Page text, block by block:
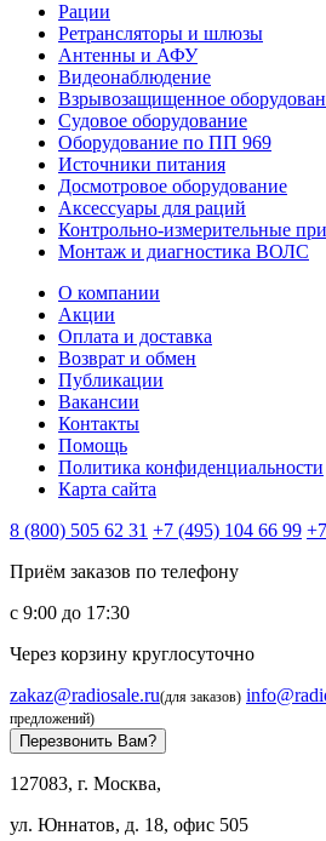
Рации
Ретрансляторы и шлюзы
Антенны и АФУ
Видеонаблюдение
Взрывозащищенное
Судовое оборудование
Оборудование по ПП 969
Источники питания
Досмотровое оборудование
Аксессуары для раций
Контрольно-измерительные
Монтаж и диагностика ВОЛС
О компании
Акции
Оплата и доставка
Возврат и обмен
Публикации
Вакансии
Контакты
Помощь
Политика конфиденциальности
Карта сайта
8 (800) 505 62 31 +7 (495) 104 66 99
Приём заказов по телефону
с 9:00 до 17:30
Через корзину круглосуточно
zakaz@radiosale.ru(для заказов)
предложений)
Перезвонить Вам?
127083, г. Москва,
ул. Юннатов, д. 18, офис 505